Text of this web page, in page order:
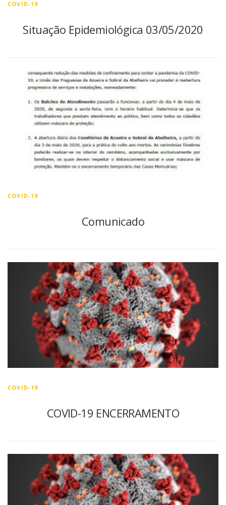
COVID-19
Situação Epidemiológica 03/05/2020
COVID-19
Comunicado
COVID-19
COVID-19 ENCERRAMENTO